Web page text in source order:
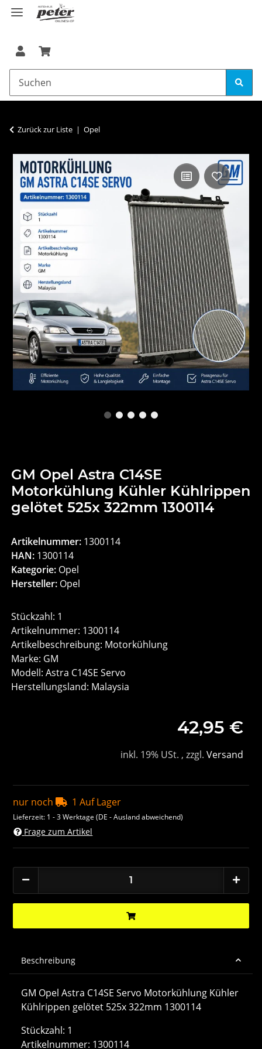
Zurück zur Liste Opel
GM Opel Astra C14SE
Motorkühlung Kühler Kühlrippen
gelötet 525x 322mm 1300114
Artikelnummer: 1300114
HAN: 1300114
Kategorie: Opel
Hersteller: Opel
Stückzahl: 1
Artikelnummer: 1300114
Artikelbeschreibung: Motorkühlung
Marke: GM
Modell: Astra C14SE Servo
Herstellungsland: Malaysia
42,95 €
inkl. 19% USt. , zzgl. Versand
nur noch 1 Auf Lager
Lieferzeit: 1 - 3 Werktage(DE - Ausland abweichend)
Frage zum Artikel
Beschreibung
GM Opel Astra C14SE Servo Motorkühlung Kühler
Kühlrippen gelötet 525x 322mm 1300114
Stückzahl: 1
Artikelnummer: 1300114